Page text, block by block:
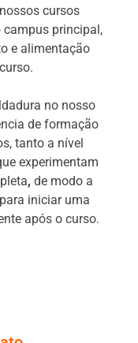
cursos
campus principal,
e alimentação
no nosso
de formação
tanto a nível
experimentam
, de modo a
iniciar uma
após o curso.